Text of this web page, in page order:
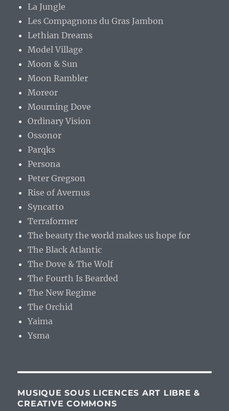
La Jungle
Les Compagnons du Gras Jambon
Lethian Dreams
Model Village
Moon & Sun
Moon Rambler
Moreor
Mourning Dove
Ordinary Vision
Ossonor
Parqks
Persona
Peter Gregson
Rise of Avernus
Syncatto
Terraformer
The beauty the world makes us hope for
The Black Atlantic
The Dove & The Wolf
The Fourth Is Bearded
The New Regime
The Orchid
Yaima
Ysma
MUSIQUE SOUS LICENCES ART LIBRE &
CREATIVE COMMONS